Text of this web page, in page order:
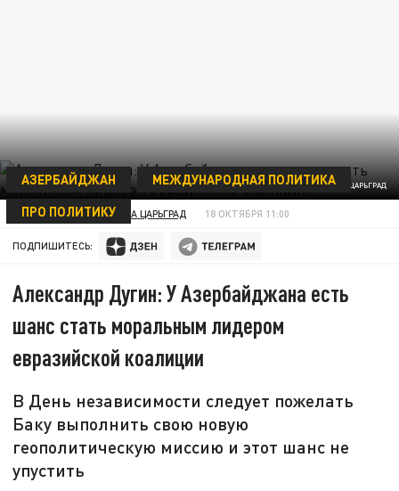
ФОТО: ЦАРЬГРАД
АЗЕРБАЙДЖАН
МЕЖДУНАРОДНАЯ ПОЛИТИКА
ПРО ПОЛИТИКУ
АНАЛИТИЧЕСКАЯ ГРУППА ЦАРЬГРАД 18 ОКТЯБРЯ 11:00
ПОДПИШИТЕСЬ:
Александр Дугин: У Азербайджана есть
шанс стать моральным лидером
евразийской коалиции
В День независимости следует пожелать
Баку выполнить свою новую
геополитическую миссию и этот шанс не
упустить